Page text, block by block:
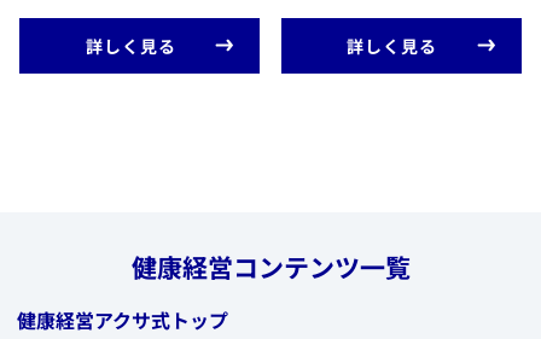
​詳しく見る ​詳しく見る
健康経営コンテンツ一覧
健康経営アクサ式トップ